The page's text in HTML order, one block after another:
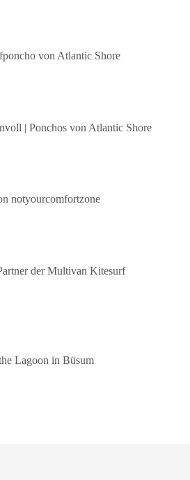
von Atlantic Shore
| Ponchos von Atlantic Shore
notyourcomfortzone
der Multivan Kitesurf
Lagoon in Büsum